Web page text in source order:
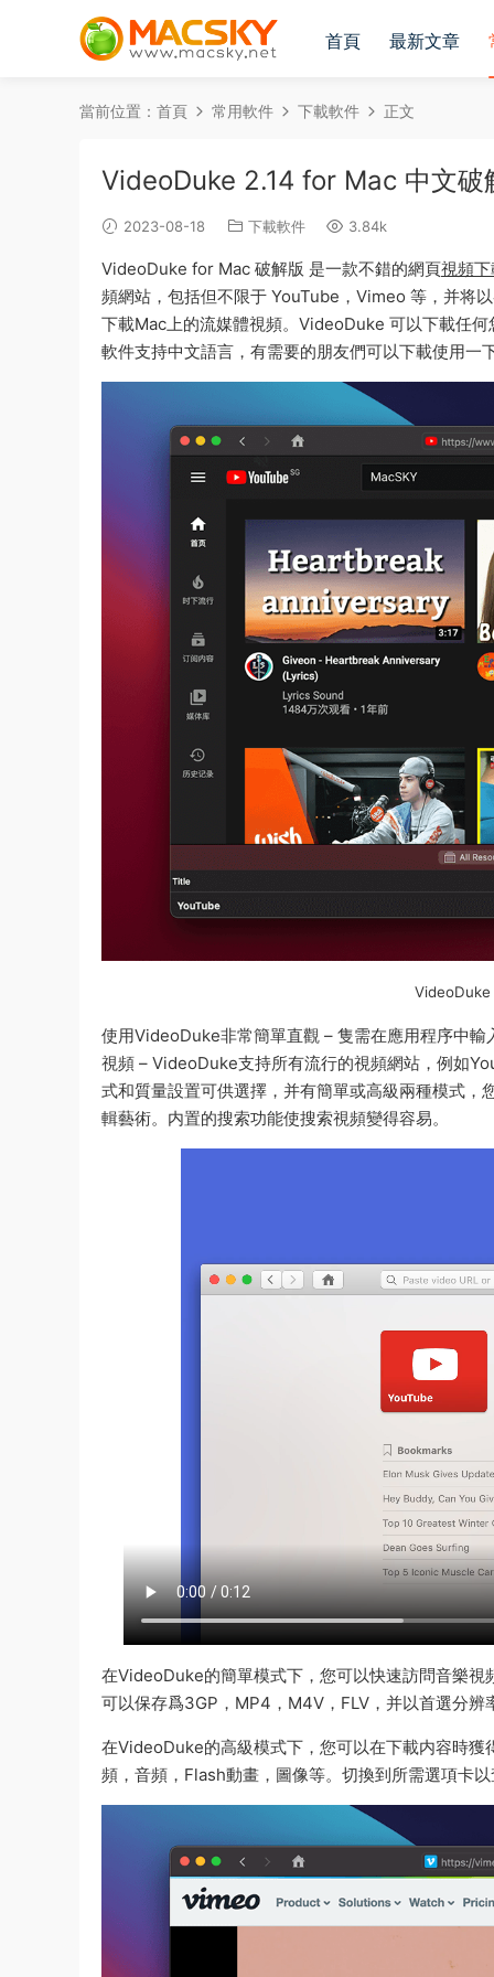
首頁 最新文章
當前位置： 首頁 常用軟件 下載軟件 正文
VideoDuke 2.14 for Mac 中文破
2023-08-18 下載軟件 3.84k
VideoDuke for Mac 破解版 是一款不錯的網頁視頻
頻網站，包括但不限于 YouTube，Vimeo 等，并将
下載Mac上的流媒體視頻。VideoDuke 可以下載任
軟件支持中文語言，有需要的朋友們可以下載使用一
VideoDuke
使用VideoDuke非常簡單直觀 – 隻需在應用程序中輸
視頻 – VideoDuke支持所有流行的視頻網站，例如
式和質量設置可供選擇，并有簡單或高級兩種模式
輯藝術。内置的搜索功能使搜索視頻變得容易。
在VideoDuke的簡單模式下，您可以快速訪問音樂
可以保存爲3GP，MP4，M4V，FLV，并以首選分
在VideoDuke的高級模式下，您可以在下載内容時
頻，音頻，Flash動畫，圖像等。切換到所需選項卡